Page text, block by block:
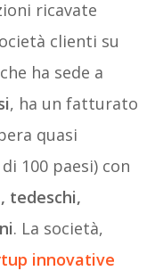
ricavate
clienti su
ha sede a
, ha un fatturato
quasi
100 paesi) con
tedeschi,
. La società,
innovative